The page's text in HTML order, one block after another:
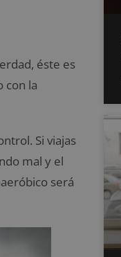
éste es
con la
Si viajas
mal y el
será